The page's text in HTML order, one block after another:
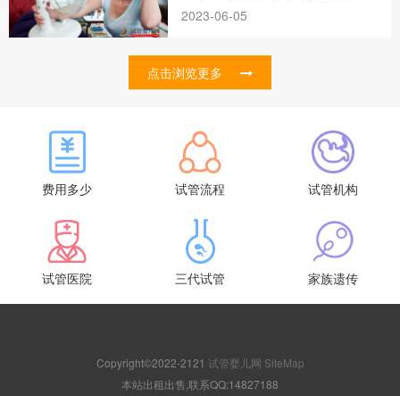
2023-06-05
点击浏览更多
费用多少 试管流程 试管机构
试管医院 三代试管 家族遗传
Copyright©2022-2121 试管婴儿网 SiteMap
本站出租出售,联系QQ:14827188